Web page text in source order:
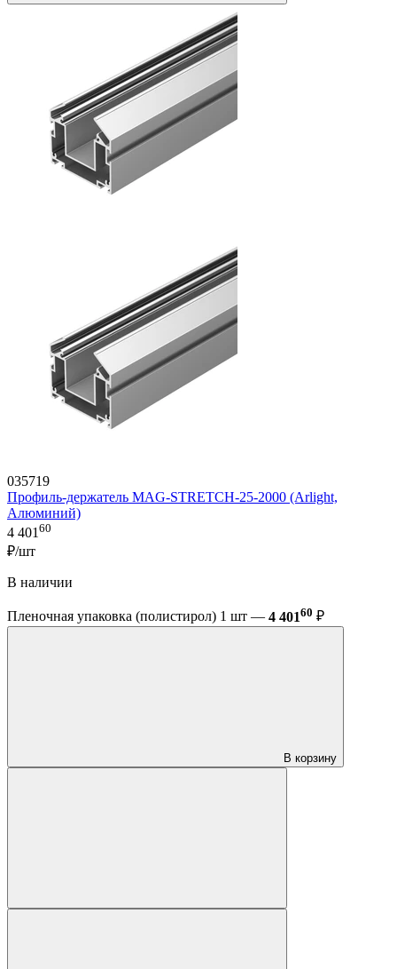
035719
Профиль-держатель MAG-STRETCH-25-2000 (Arlight,
Алюминий)
4 40160
₽/шт
В наличии
Пленочная упаковка (полистирол) 1 шт — 4 40160 ₽
В корзину